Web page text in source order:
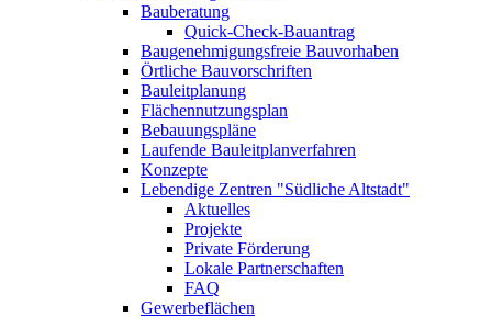
Bauberatung
Quick-Check-Bauantrag
Baugenehmigungsfreie Bauvorhaben
Örtliche Bauvorschriften
Bauleitplanung
Flächennutzungsplan
Bebauungspläne
Laufende Bauleitplanverfahren
Konzepte
Lebendige Zentren "Südliche Altstadt"
Aktuelles
Projekte
Private Förderung
Lokale Partnerschaften
FAQ
Gewerbeflächen